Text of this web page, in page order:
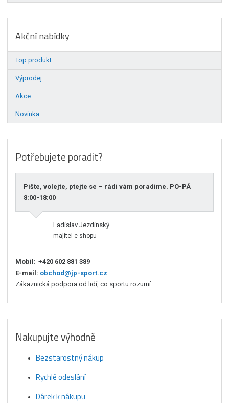
Akční nabídky
Top produkt
Výprodej
Akce
Novinka
Potřebujete poradit?
Pište, volejte, ptejte se – rádi vám poradíme. PO-PÁ
8:00-18:00
Ladislav Jezdinský
majitel e-shopu
Mobil: +420 602 881 389
E-mail: obchod@jp-sport.cz
Zákaznická podpora od lidí, co sportu rozumí.
Nakupujte výhodně
Bezstarostný nákup
Rychlé odeslání
Dárek k nákupu